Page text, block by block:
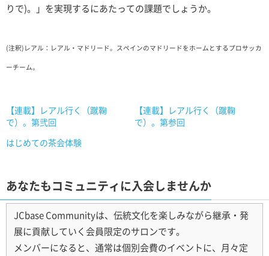
りで)。」を実現するにあたっての課題でしょうか。
(注釈)レアル：レアル・マドリード。スペインのマドリードをホームとするプロサッカ
ーチーム。
【連載】レアル行く（蹴鞠
で）。第弐回
【連載】レアル行く（蹴鞠
で）。第参回
はじめての茶会体験
あなたもコミュニティに入会しませんか
JCbase Communityは、伝統文化を楽しみながら継承・発
展に貢献していく会員限定のサロンです。
メンバーになると、通常は個別会費のイベントに、月々定